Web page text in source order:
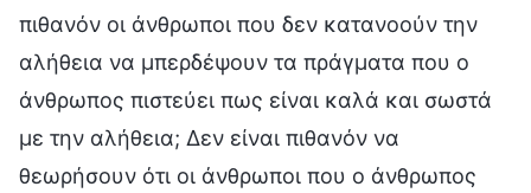
πιθανόν οι άνθρωποι που δεν κατανοούν την
αλήθεια να μπερδέψουν τα πράγματα που ο
άνθρωπος πιστεύει πως είναι καλά και σωστά
με την αλήθεια; Δεν είναι πιθανόν να
θεωρήσουν ότι οι άνθρωποι που ο άνθρωπος